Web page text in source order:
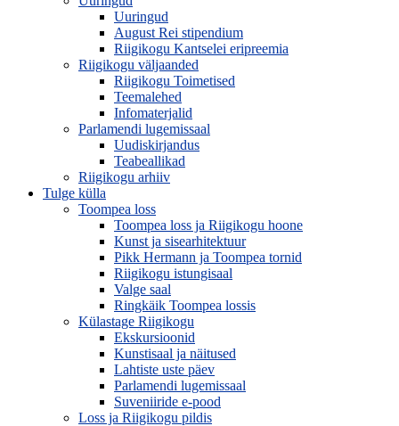
Uuringud
August Rei stipendium
Riigikogu Kantselei eripreemia
Riigikogu väljaanded
Riigikogu Toimetised
Teemalehed
Infomaterjalid
Parlamendi lugemissaal
Uudiskirjandus
Teabeallikad
Riigikogu arhiiv
Tulge külla
Toompea loss
Toompea loss ja Riigikogu hoone
Kunst ja sisearhitektuur
Pikk Hermann ja Toompea tornid
Riigikogu istungisaal
Valge saal
Ringkäik Toompea lossis
Külastage Riigikogu
Ekskursioonid
Kunstisaal ja näitused
Lahtiste uste päev
Parlamendi lugemissaal
Suveniiride e-pood
Loss ja Riigikogu pildis